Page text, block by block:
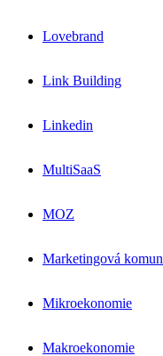
Lovebrand
Link Building
Linkedin
MultiSaaS
MOZ
Marketingová
Mikroekonomie
Makroekonomie